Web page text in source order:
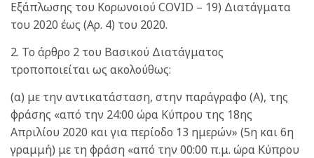
Εξάπλωσης του Κορωνοιού COVID – 19) Διατάγματα
του 2020 έως (Αρ. 4) του 2020.
2. Το άρθρο 2 του Βασικού Διατάγματος
τροποποιείται ως ακολούθως:
(α) με την αντικατάσταση, στην παράγραφο (Α), της
φράσης «από την 24:00 ώρα Κύπρου της 18ης
Απριλίου 2020 και για περίοδο 13 ημερών» (5η και 6η
γραμμή) με τη φράση «από την 00:00 π.μ. ώρα Κύπρου